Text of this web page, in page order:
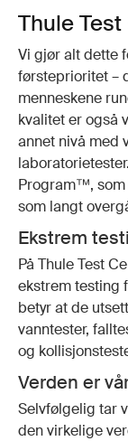
Thule
Vi gjør alt dette
førsteprioritet –
menneskene
kvalitet er også
annet nivå med
Program™, som
som langt
Ekstrem
På Thule Test
ekstrem testing
betyr at de
vanntester,
og
Verden er
Selvfølgelig tar
den virkelige